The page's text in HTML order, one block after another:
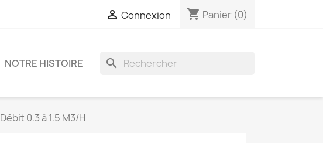
 Connexion shopping_cart Panier (0)
NOTRE HISTOIRE search
Débit 0.3 à 1.5 M3/H